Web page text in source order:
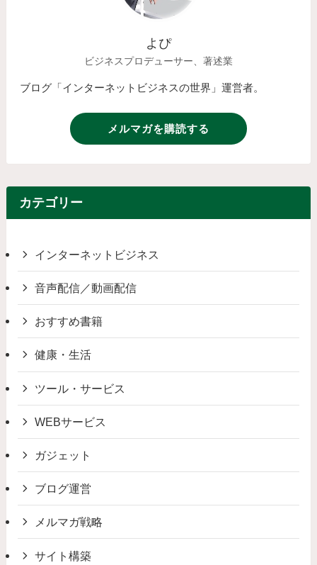
よぴ
ビジネスプロデューサー、著述業
ブログ「インターネットビジネスの世界」運営者。
メルマガを購読する
カテゴリー
インターネットビジネス
音声配信／動画配信
おすすめ書籍
健康・生活
ツール・サービス
WEBサービス
ガジェット
ブログ運営
メルマガ戦略
サイト構築